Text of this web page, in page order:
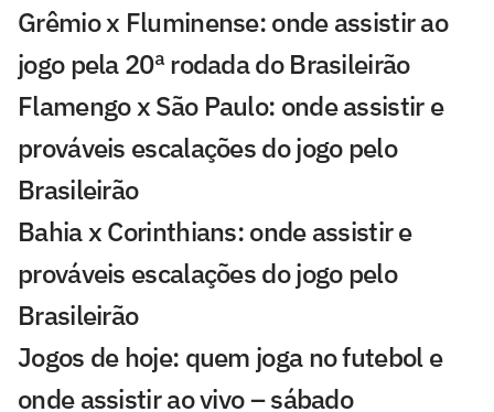
Grêmio x Fluminense: onde assistir ao
jogo pela 20ª rodada do Brasileirão
Flamengo x São Paulo: onde assistir e
prováveis escalações do jogo pelo
Brasileirão
Bahia x Corinthians: onde assistir e
prováveis escalações do jogo pelo
Brasileirão
Jogos de hoje: quem joga no futebol e
onde assistir ao vivo – sábado